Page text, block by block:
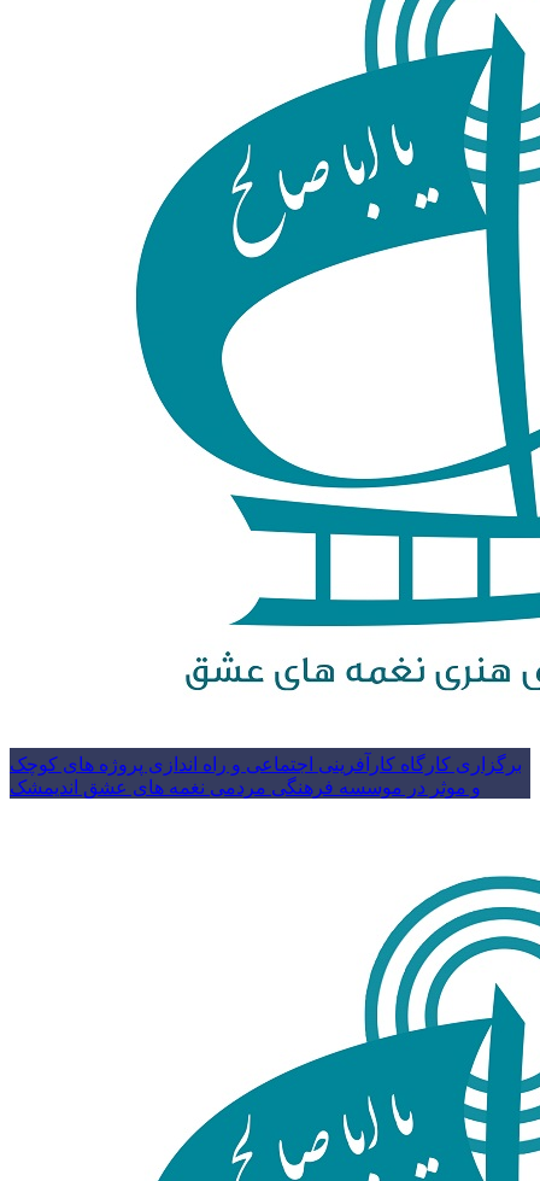
برگزاری کارگاه کارآفرینی اجتماعی و راه اندازی پروژه های کوچک
و موثر در موسسه فرهنگی مردمی نغمه های عشق اندیمشک